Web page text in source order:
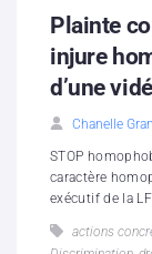
Plainte
injure
d’une
Chanelle
STOP
caractère
exécutif de la
actions